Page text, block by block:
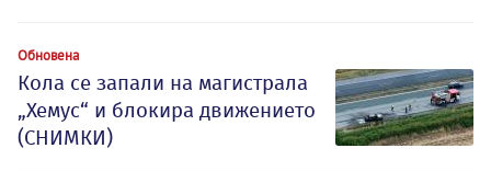
Обновена
Кола се запали на магистрала
„Хемус“ и блокира движението
(СНИМКИ)